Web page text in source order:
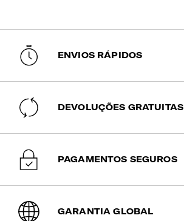
ENVIOS RÁPIDOS
DEVOLUÇÕES GRATUITAS
PAGAMENTOS SEGUROS
GARANTIA GLOBAL